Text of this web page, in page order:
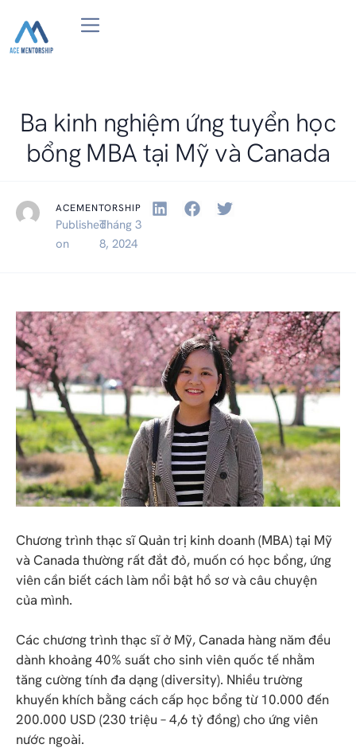
Ba kinh nghiệm ứng tuyển học
bổng MBA tại Mỹ và Canada
ACEMENTORSHIP
Published
on
Tháng 3
8, 2024
Chương trình thạc sĩ Quản trị kinh doanh (MBA) tại Mỹ
và Canada thường rất đắt đỏ, muốn có học bổng, ứng
viên cần biết cách làm nổi bật hồ sơ và câu chuyện
của mình.
Các chương trình thạc sĩ ở Mỹ, Canada hàng năm đều
dành khoảng 40% suất cho sinh viên quốc tế nhằm
tăng cường tính đa dạng (diversity). Nhiều trường
khuyến khích bằng cách cấp học bổng từ 10.000 đến
200.000 USD (230 triệu – 4,6 tỷ đồng) cho ứng viên
nước ngoài.